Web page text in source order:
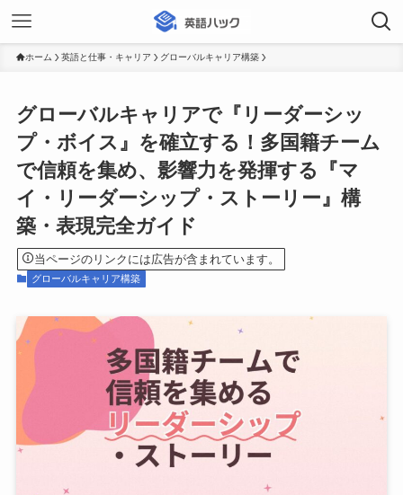
ホーム 英語と仕事・キャリア グローバルキャリア構築
グローバルキャリアで『リーダーシッ
プ・ボイス』を確立する！多国籍チーム
で信頼を集め、影響力を発揮する『マ
イ・リーダーシップ・ストーリー』構
築・表現完全ガイド
当ページのリンクには広告が含まれています。
グローバルキャリア構築